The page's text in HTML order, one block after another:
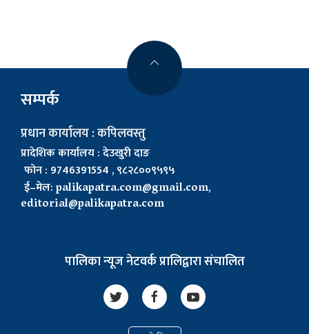
सम्पर्क
प्रधान कार्यालय : कपिलवस्तु
प्रादेशिक कार्यालय : देउखुरी दाङ
फोन : 9746391554 , ९८२८००९५९५
ई–मेल:palikapatra.com@gmail.com,
editorial@palikapatra.com
पालिका न्यूज नेटवर्क प्रालिद्वारा संचालित